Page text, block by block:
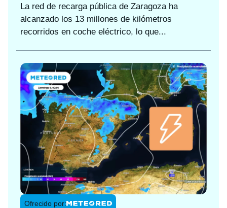
La red de recarga pública de Zaragoza ha
alcanzado los 13 millones de kilómetros
recorridos en coche eléctrico, lo que...
Ofrecido por: